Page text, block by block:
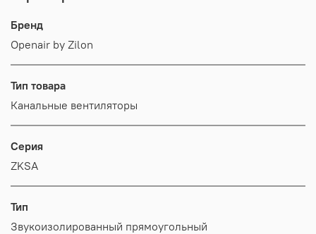
Бренд
Openair by Zilon
Тип товара
Канальные вентиляторы
Серия
ZKSA
Тип
Звукоизолированный прямоугольный